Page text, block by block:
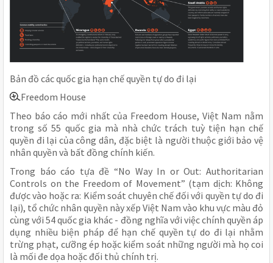
Bản đồ các quốc gia hạn chế quyền tự do đi lại
Freedom House
Theo báo cáo mới nhất của Freedom House, Việt Nam nằm
trong số 55 quốc gia mà nhà chức trách tuỳ tiện hạn chế
quyền đi lại của công dân, đặc biệt là người thuộc giới bảo vệ
nhân quyền và bất đồng chính kiến.
Trong báo cáo tựa đề “No Way In or Out: Authoritarian
Controls on the Freedom of Movement” (tạm dịch: Không
được vào hoặc ra: Kiểm soát chuyên chế đối với quyền tự do đi
lại), tổ chức nhân quyền này xếp Việt Nam vào khu vực màu đỏ
cùng với 54 quốc gia khác - đồng nghĩa với việc chính quyền áp
dụng nhiều biện pháp để hạn chế quyền tự do đi lại nhằm
trừng phạt, cưỡng ép hoặc kiểm soát những người mà họ coi
là mối đe dọa hoặc đối thủ chính trị.